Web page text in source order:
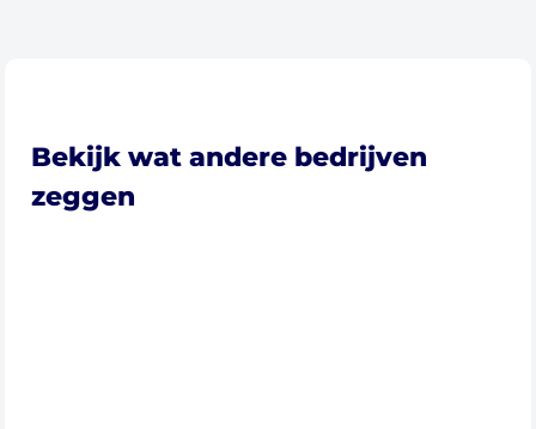
Bekijk wat andere bedrijven
zeggen